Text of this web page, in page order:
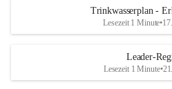
Trinkwasserplan -
Lesezeit 1 Minute•
Leader-
Lesezeit 1 Minute•